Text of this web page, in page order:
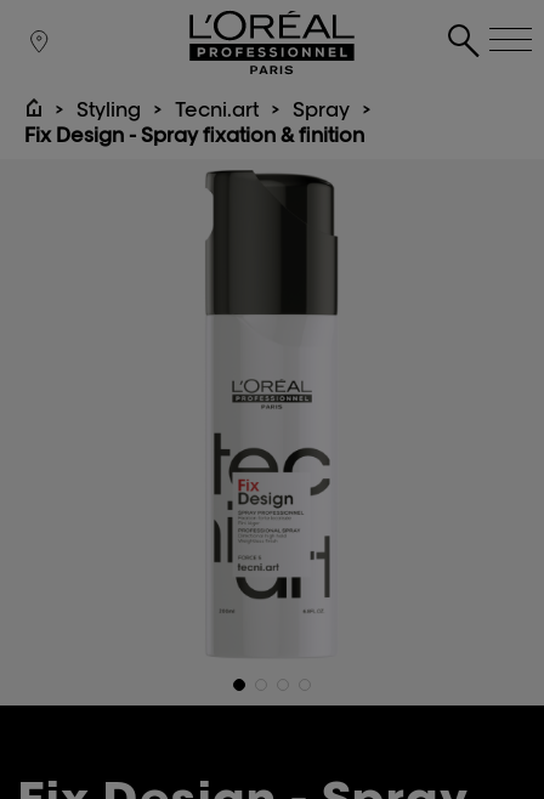
Styling Tecni.art
Spray
Fix Design - Spray fixation & finition